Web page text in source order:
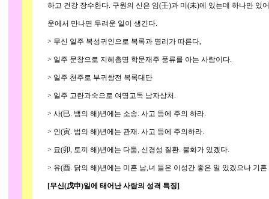
하고 건강 장수한다. 구원의 신은 임(壬)과 미(未)에 있는데 하나만 있
운에서 만나면 두려운 일이 생긴다.
> 무신 일주 복성귀인으로 복록과 명리가 따른다,
> 일주 문창으로 지혜총명 학문재주 풍류를 아는 사람이다.
> 일주 천주로 부귀쌍전 복록대단
> 일주 고란과숙으로 여명고독 남자상처.
> 사(巳. 뱀의 해)년에는 소송. 사고 등에 주의 하라.
> 인(寅. 범의 해)년에는 관재. 사고 등에 주의하라.
> 묘(卯, 토끼 해)년에는 다툼, 신경성 질환. 불화가 있겠다.
> 유(酉. 닭의 해)년에는 미혼 남,녀 들은 이성간 좋은 일 있겠으나 기혼
[무신(戊申)일에 태어난 사람의 성격 특징]